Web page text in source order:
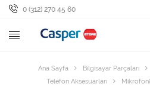
0 (312) 270 45 60
Ana Sayfa Bilgisayar Parçaları
Telefon Aksesuarları